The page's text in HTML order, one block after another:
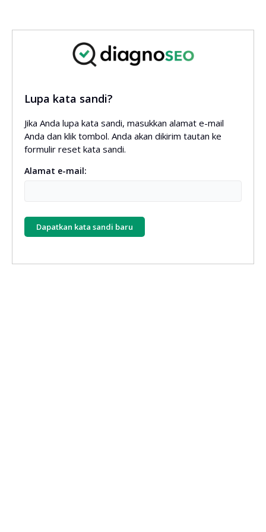
Lupa kata sandi?
Jika Anda lupa kata sandi, masukkan alamat e-mail
Anda dan klik tombol. Anda akan dikirim tautan ke
formulir reset kata sandi.
Alamat e-mail:
Dapatkan kata sandi baru